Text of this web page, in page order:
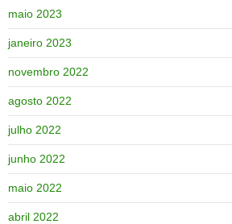
maio 2023
janeiro 2023
novembro 2022
agosto 2022
julho 2022
junho 2022
maio 2022
abril 2022